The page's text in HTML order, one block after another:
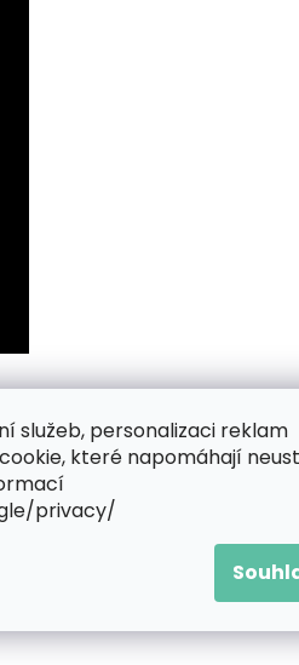
služeb, personalizaci reklam
které napomáhají
privacy/